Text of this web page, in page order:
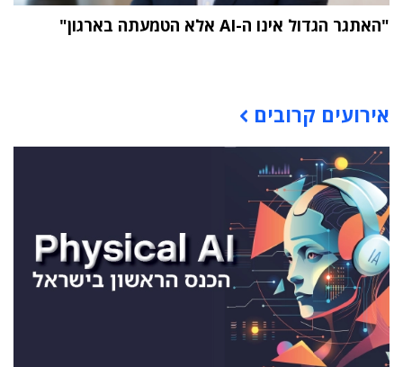
"האתגר הגדול אינו ה-AI אלא הטמעתה בארגון"
אירועים קרובים